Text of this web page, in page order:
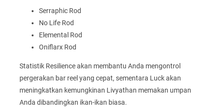
Serraphic Rod
No Life Rod
Elemental Rod
Oniflarx Rod
Statistik Resilience akan membantu Anda mengontrol
pergerakan bar reel yang cepat, sementara Luck akan
meningkatkan kemungkinan Livyathan memakan umpan
Anda dibandingkan ikan-ikan biasa.